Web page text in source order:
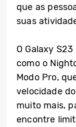
que as
suas
O Galaxy
como o
Modo Pro,
velocidade
muito mais,
encontre